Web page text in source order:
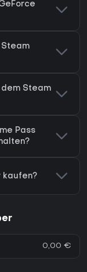
Steam
Steam
Pass
kaufen?
0,00 €